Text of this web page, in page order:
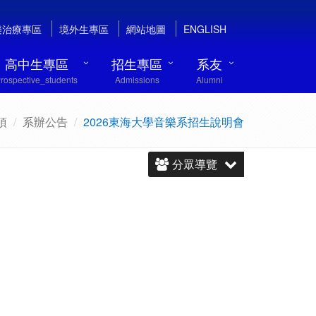
療專區 境外生專區 網站地圖 ENGLISH
高中生專區 招生專區
Admissions
系友
Alumni
系辦公告 2026東海大學音樂系招生說明會
分眾導覽